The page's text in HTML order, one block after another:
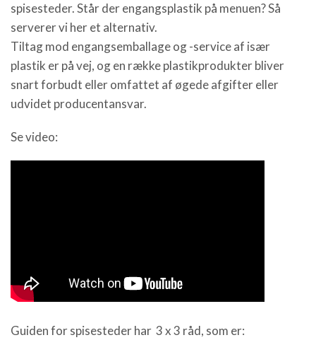
spisesteder. Står der engangsplastik på menuen? Så
serverer vi her et alternativ.
Tiltag mod engangsemballage og -service af især
plastik er på vej, og en række plastikprodukter bliver
snart forbudt eller omfattet af øgede afgifter eller
udvidet producentansvar.
Se video:
Guiden for spisesteder har 3 x 3 råd, som er: